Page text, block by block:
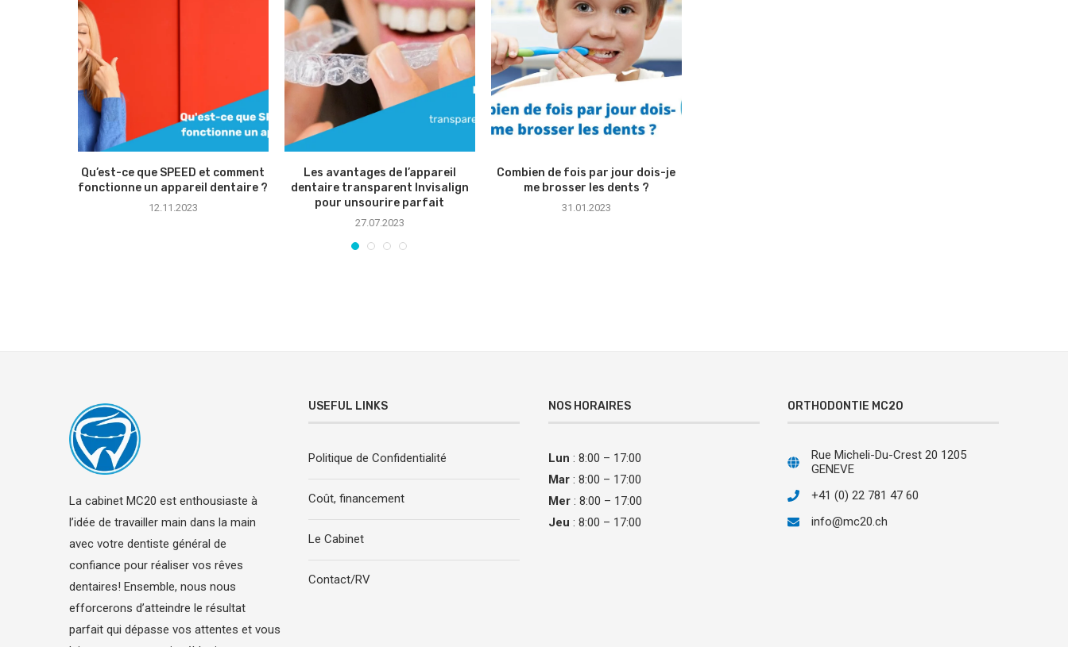
Qu’est-ce que SPEED et comment
fonctionne un appareil dentaire ?
12.11.2023
Les avantages de l’appareil
dentaire transparent Invisalign
pour unsourire parfait
27.07.2023
Combien de fois par jour dois-je
me brosser les dents ?
31.01.2023
La cabinet MC20 est enthousiaste à
l’idée de travailler main dans la main
avec votre dentiste général de
confiance pour réaliser vos rêves
dentaires! Ensemble, nous nous
efforcerons d’atteindre le résultat
parfait qui dépasse vos attentes et vous
USEFUL LINKS
Politique de Confidentialité
Coût, financement
Le Cabinet
Contact/RV
NOS HORAIRES
Lun : 8:00 – 17:00
Mar : 8:00 – 17:00
Mer : 8:00 – 17:00
Jeu : 8:00 – 17:00
ORTHODONTIE MC20
Rue Micheli-Du-Crest 20 1205
GENEVE
+41 (0) 22 781 47 60
info@mc20.ch